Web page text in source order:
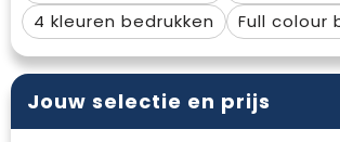
Duffeltassen
Goodiebags
Oog- en gelaatsbescherming
Restauranttextiel
4
Full colour
Jouw selectie en prijs